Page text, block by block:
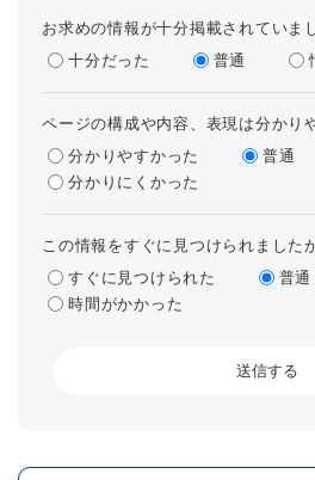
お求めの情報が十分掲載されていま
十分だった
普通
ページの構成や内容、表現は分かり
分かりやすかった
普通
分かりにくかった
この情報をすぐに見つけられました
すぐに見つけられた
普通
時間がかかった